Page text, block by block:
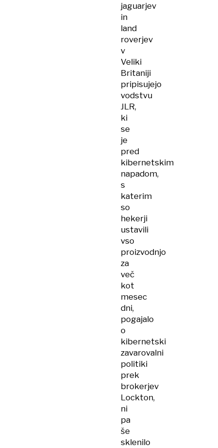
jaguarjev
in
land
roverjev
v
Veliki
Britaniji
pripisujejo
vodstvu
JLR,
ki
se
je
pred
kibernetskim
napadom,
s
katerim
so
hekerji
ustavili
vso
proizvodnjo
za
več
kot
mesec
dni,
pogajalo
o
kibernetski
zavarovalni
politiki
prek
brokerjev
Lockton,
ni
pa
še
sklenilo